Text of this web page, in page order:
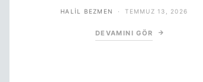
HALIL BEZMEN TEMMUZ 13, 2026
DEVAMINI GÖR